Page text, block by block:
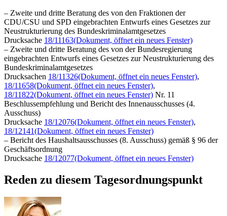
– Zweite und dritte Beratung des von den Fraktionen der
CDU/CSU und SPD eingebrachten Entwurfs eines Gesetzes zur
Neustrukturierung des Bundeskriminalamtgesetzes
Drucksache 18/11163(Dokument, öffnet ein neues Fenster)
– Zweite und dritte Beratung des von der Bundesregierung
eingebrachten Entwurfs eines Gesetzes zur Neustrukturierung des
Bundeskriminalamtgesetzes
Drucksachen 18/11326(Dokument, öffnet ein neues Fenster),
18/11658(Dokument, öffnet ein neues Fenster),
18/11822(Dokument, öffnet ein neues Fenster) Nr. 11
Beschlussempfehlung und Bericht des Innenausschusses (4.
Ausschuss)
Drucksache 18/12076(Dokument, öffnet ein neues Fenster),
18/12141(Dokument, öffnet ein neues Fenster)
– Bericht des Haushaltsausschusses (8. Ausschuss) gemäß § 96 der
Geschäftsordnung
Drucksache 18/12077(Dokument, öffnet ein neues Fenster)
Reden zu diesem Tagesordnungspunkt